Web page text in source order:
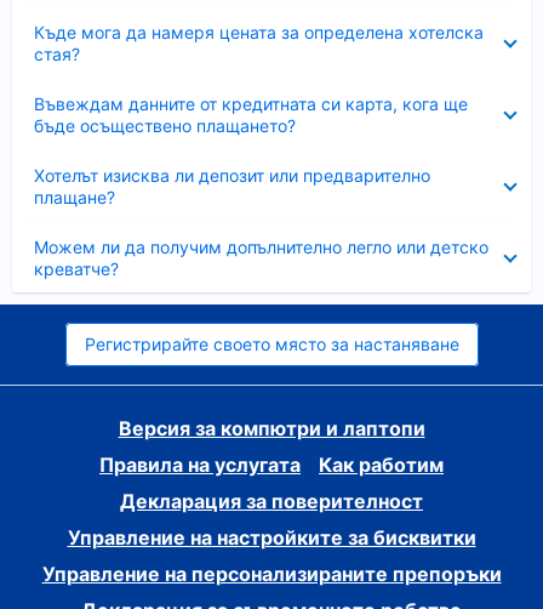
Къде мога да намеря цената за определена хотелска
стая?
Въвеждам данните от кредитната си карта, кога ще
бъде осъществено плащането?
Хотелът изисква ли депозит или предварително
плащане?
Можем ли да получим допълнително легло или детско
креватче?
Регистрирайте своето място за настаняване
Версия за компютри и лаптопи
Правила на услугата
Как работим
Декларация за поверителност
Управление на настройките за бисквитки
Управление на персонализираните препоръки